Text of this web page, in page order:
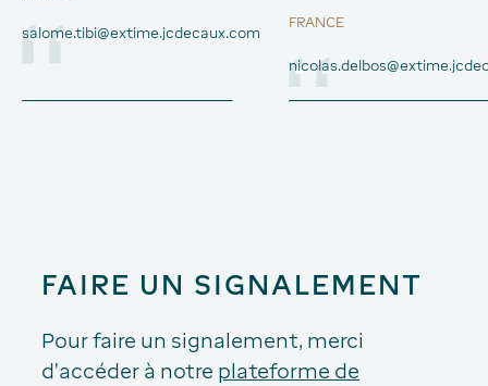
salome.tibi@extime.jcdecaux.com
FRANCE
FAIRE UN SIGNALEMENT
Pour faire un signalement, merci
d’accéder à notre plateforme de